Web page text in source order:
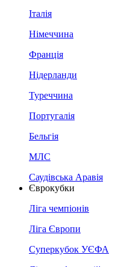
Італія
Німеччина
Франція
Нідерланди
Туреччина
Португалія
Бельгія
МЛС
Саудівська Аравія
Єврокубки
Ліга чемпіонів
Ліга Європи
Суперкубок УЄФА